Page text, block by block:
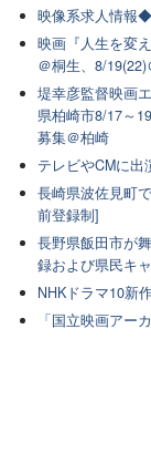
映像系求人情報◆
映画『人生を変
＠桐生、8/19(22)
堤幸彦監督映画
県柏崎市8/17～
募集＠柏崎
テレビやCMに出
長崎県波佐見町
前登録制]
長野県飯田市が
録および県民キ
NHKドラマ10新
「国立映画アー